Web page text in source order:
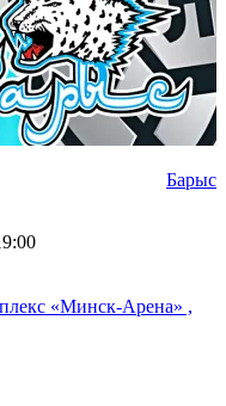
Барыс
«Минск-Арена» ,